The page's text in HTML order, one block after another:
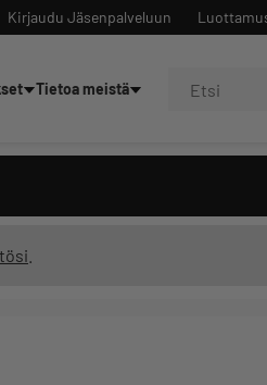
Kirjaudu Jäsenpalveluun
Tietoa meistä